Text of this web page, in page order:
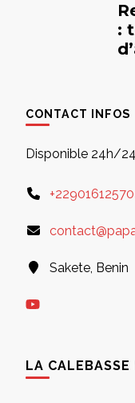
:
CONTACT INFOS
Disponible 24h/
Sakete, Benin
LA CALEBASSE